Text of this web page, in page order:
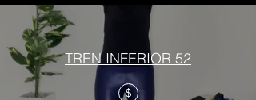
TREN INFERIOR 52
$